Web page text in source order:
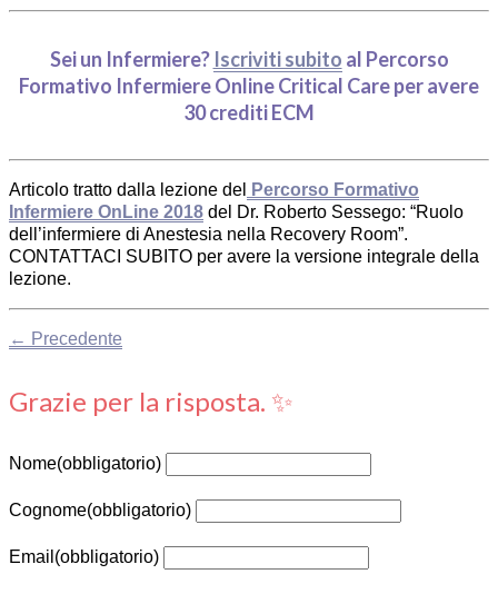
Sei un Infermiere? Iscriviti subito al Percorso
Formativo Infermiere Online Critical Care per avere
30 crediti ECM
Articolo tratto dalla lezione del
Percorso Formativo
Infermiere OnLine 2018 del Dr. Roberto Sessego: “Ruolo
dell’infermiere di Anestesia nella Recovery Room”.
CONTATTACI SUBITO per avere la versione integrale della
lezione.
← Precedente
Grazie per la risposta. ✨
Nome(obbligatorio)
Cognome(obbligatorio)
Email (obbligatorio)